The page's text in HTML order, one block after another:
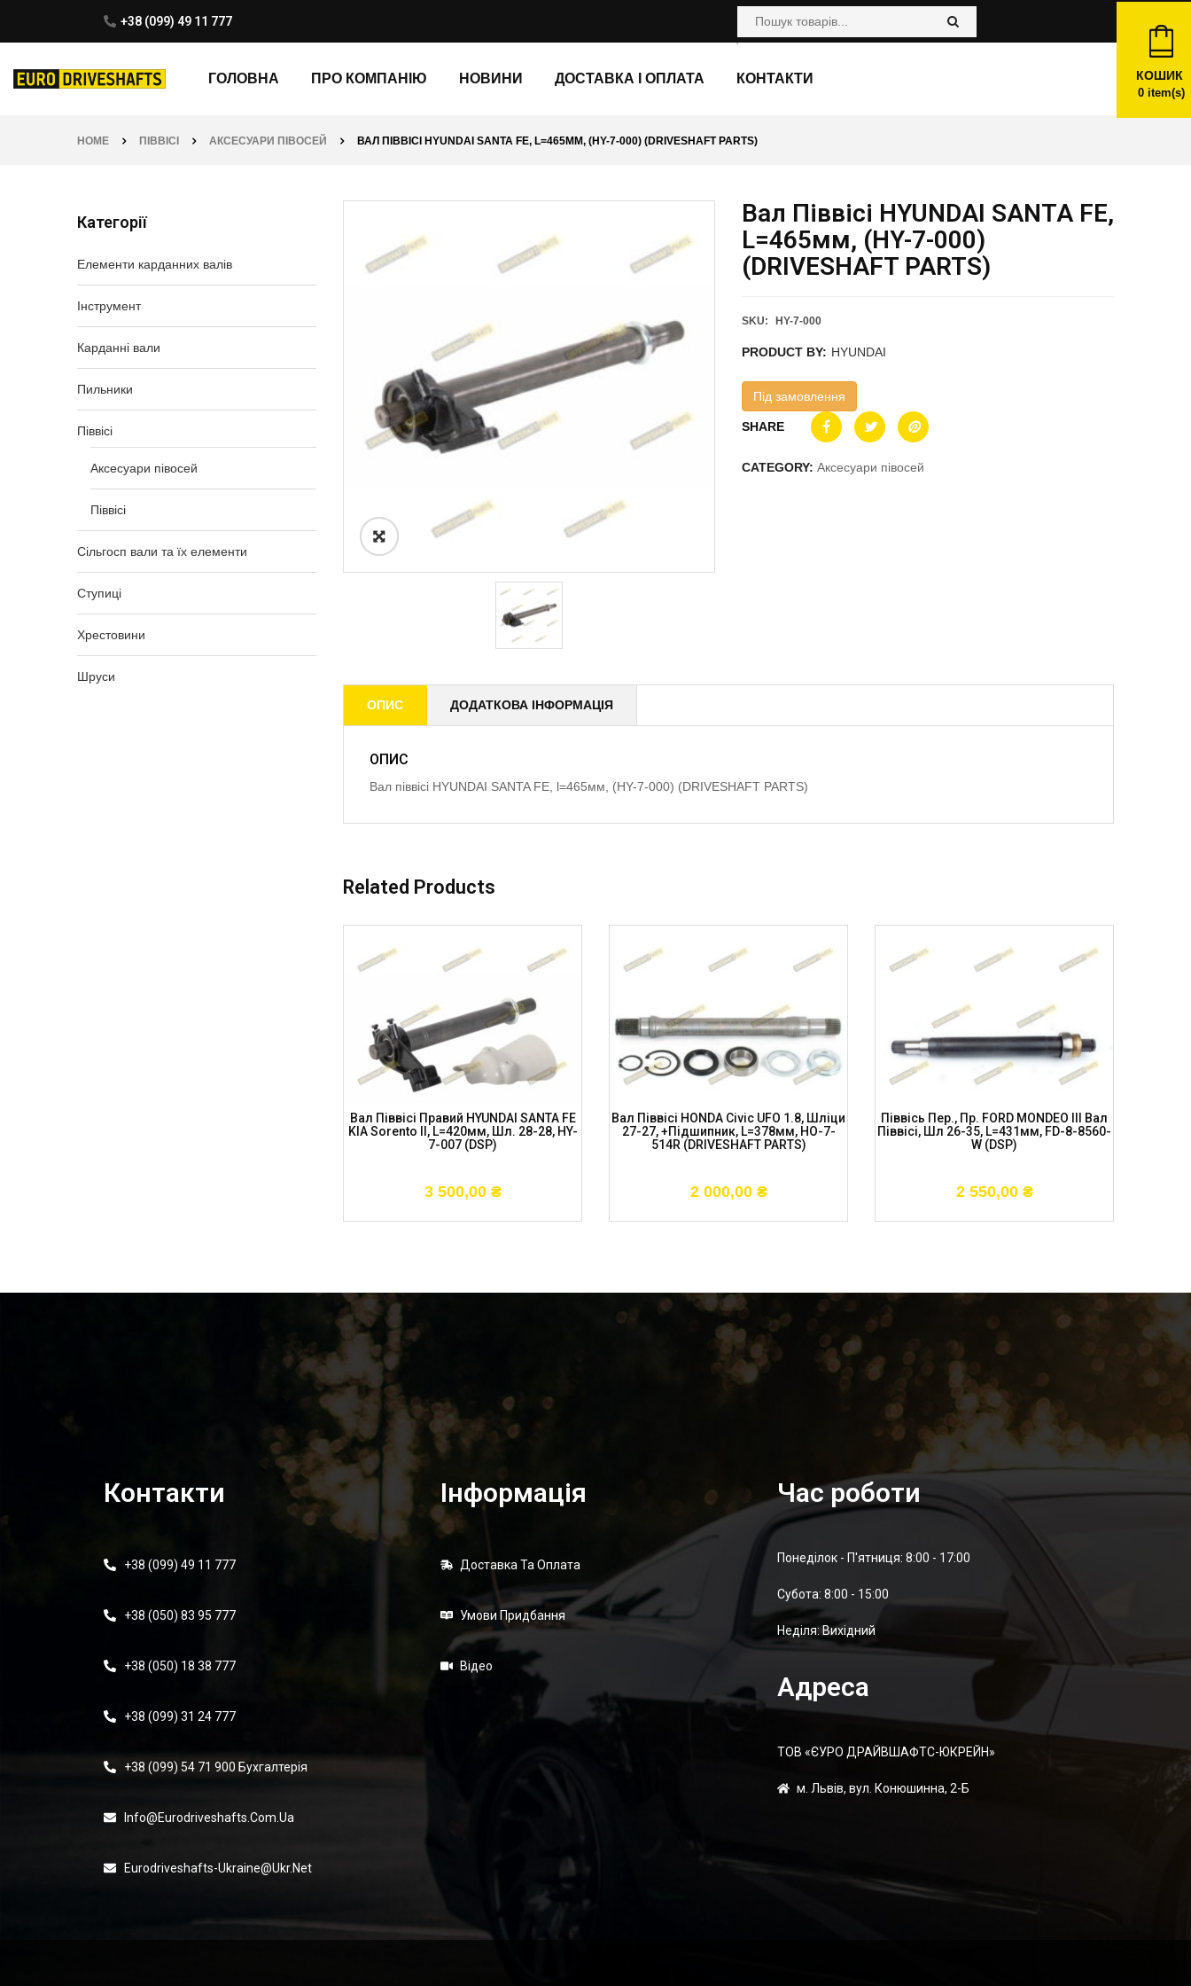
+38 (099) 49 11 777
ГОЛОВНА ПРО КОМПАНІЮ НОВИНИ ДОСТАВКА І ОПЛАТА КОНТАКТИ КОШИК
0item(s)
HOME ПІВВІСІ АКСЕСУАРИ ПІВОСЕЙ ВАЛ ПІВВІСІ HYUNDAI SANTA FE, L=465ММ, (HY-7-000) (DRIVESHAFT PARTS)
Категорії
Елементи карданних валів
Інструмент
Карданні вали
Пильники
Піввісі
Аксесуари півосей
Піввісі
Сільгосп вали та їх елементи
Ступиці
Хрестовини
Шруси
Вал Піввісі HYUNDAI SANTA FE,
L=465мм, (HY-7-000)
(DRIVESHAFT PARTS)
SKU: HY-7-000
PRODUCT BY: HYUNDAI
Під замовлення
SHARE
CATEGORY: Аксесуари півосей
ОПИС ДОДАТКОВА ІНФОРМАЦІЯ
ОПИС
Вал піввісі HYUNDAI SANTA FE, l=465мм, (HY-7-000) (DRIVESHAFT PARTS)
Related Products
Вал Піввісі Правий HYUNDAI SANTA FE
KIA Sorento II, L=420мм, Шл. 28-28, HY-
7-007 (DSP)
3 500,00 ₴
Вал Піввісі HONDA Civic UFO 1.8, Шліци
27-27, +підшипник, L=378мм, HO-7-
514R (DRIVESHAFT PARTS)
2 000,00 ₴
Піввісь Пер., Пр. FORD MONDEO III Вал
Піввісі, Шл 26-35, L=431мм, FD-8-8560-
W (DSP)
2 550,00 ₴
Контакти
+38 (099) 49 11 777
+38 (050) 83 95 777
+38 (050) 18 38 777
+38 (099) 31 24 777
+38 (099) 54 71 900 Бухгалтерія
Info@eurodriveshafts.com.ua
Eurodriveshafts-Ukraine@ukr.net
Інформація
Доставка Та Оплата
Умови Придбання
Відео
Час роботи
Понеділок - П'ятниця: 8:00 - 17:00
Суботa: 8:00 - 15:00
Неділя: Вихідний
Адреса
ТОВ «ЄУРО ДРАЙВШАФТC-ЮКРЕЙН»
м. Львів, вул. Конюшинна, 2-Б